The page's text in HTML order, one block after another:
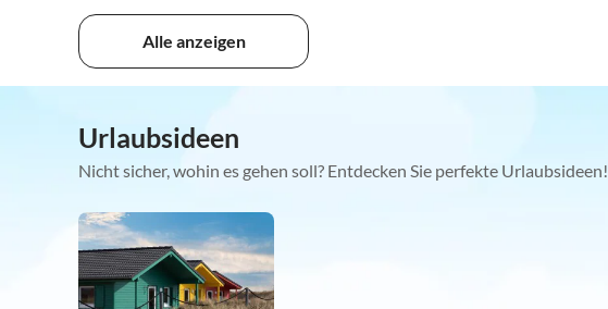
Alle anzeigen
Urlaubsideen
Nicht sicher, wohin es gehen soll? Entdecken Sie perfekte Urlaubsideen!